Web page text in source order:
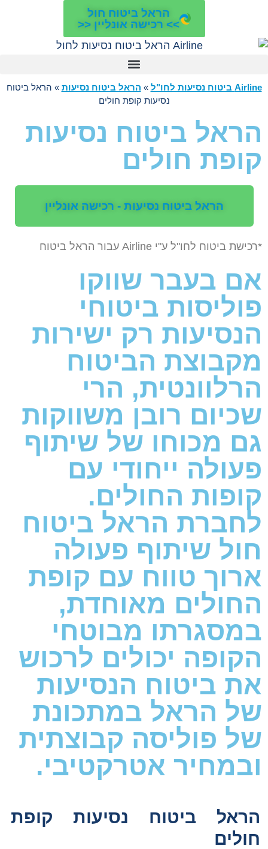
הראל ביטוח חול
>> רכישה אונליין <<
Airline ביטוח נסיעות לחו"ל » הראל ביטוח נסיעות » הראל ביטוח
נסיעות קופת חולים
הראל ביטוח נסיעות
קופת חולים
הראל ביטוח נסיעות - רכישה אונליין
*רכישת ביטוח לחו"ל ע"י Airline עבור הראל ביטוח
אם בעבר שווקו
פוליסות ביטוחי
הנסיעות רק ישירות
מקבוצת הביטוח
הרלוונטית, הרי
שכיום רובן משווקות
גם מכוחו של שיתוף
פעולה ייחודי עם
קופות החולים.
לחברת הראל ביטוח
חול שיתוף פעולה
ארוך טווח עם קופת
החולים מאוחדת,
במסגרתו מבוטחי
הקופה יכולים לרכוש
את ביטוח הנסיעות
של הראל במתכונת
של פוליסה קבוצתית
ובמחיר אטרקטיבי.
הראל ביטוח נסיעות קופת
חולים